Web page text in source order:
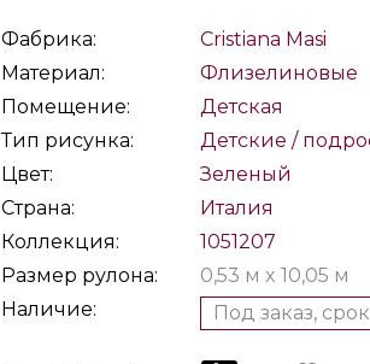
Фабрика:
Cristiana Masi
Материал:
Флизелиновые
Помещение:
Детская
Тип рисунка:
Детские /
Цвет:
Зеленый
Страна:
Италия
Коллекция:
1051207
Размер рулона:
0,53 м x 10,05 м
Наличие:
Под заказ,